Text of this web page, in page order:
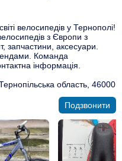
велосипедів у Тернополі!
з Європи з
запчастини, аксесуари.
Команда
інформація.
область, 46000
Подзвонити